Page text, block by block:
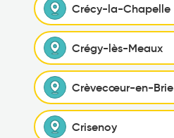
Crécy-la-Chapelle
Crégy-lès-Meaux
Crèvecœur-en-Brie
Crisenoy